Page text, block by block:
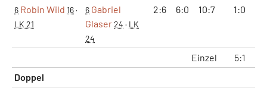
6 Robin Wild 16·
LK 21
6 Gabriel
Glaser24 · LK
24
2:6 6:0 10:7 1:0
Einzel 5:1
Doppel